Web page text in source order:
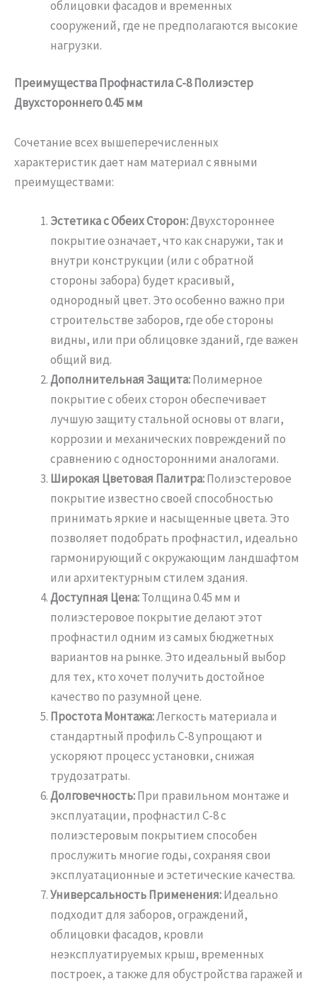
облицовки фасадов и временных
сооружений, где не предполагаются высокие
нагрузки.
Преимущества Профнастила С-8 Полиэстер
Двухстороннего 0.45 мм
Сочетание всех вышеперечисленных
характеристик дает нам материал с явными
преимуществами:
Эстетика с Обеих Сторон:Двухстороннее
покрытие означает, что как снаружи, так и
внутри конструкции (или с обратной
стороны забора) будет красивый,
однородный цвет. Это особенно важно при
строительстве заборов, где обе стороны
видны, или при облицовке зданий, где важен
общий вид.
Дополнительная Защита:Полимерное
покрытие с обеих сторон обеспечивает
лучшую защиту стальной основы от влаги,
коррозии и механических повреждений по
сравнению с односторонними аналогами.
Широкая Цветовая Палитра:Полиэстеровое
покрытие известно своей способностью
принимать яркие и насыщенные цвета. Это
позволяет подобрать профнастил, идеально
гармонирующий с окружающим ландшафтом
или архитектурным стилем здания.
Доступная Цена:Толщина 0.45 мм и
полиэстеровое покрытие делают этот
профнастил одним из самых бюджетных
вариантов на рынке. Это идеальный выбор
для тех, кто хочет получить достойное
качество по разумной цене.
Простота Монтажа:Легкость материала и
стандартный профиль С-8 упрощают и
ускоряют процесс установки, снижая
трудозатраты.
Долговечность:При правильном монтаже и
эксплуатации, профнастил С-8 с
полиэстеровым покрытием способен
прослужить многие годы, сохраняя свои
эксплуатационные и эстетические качества.
Универсальность Применения:Идеально
подходит для заборов, ограждений,
облицовки фасадов, кровли
неэксплуатируемых крыш, временных
построек, а также для обустройства гаражей и